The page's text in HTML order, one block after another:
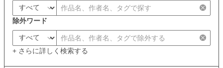
除外ワード
+ さらに詳しく検索する